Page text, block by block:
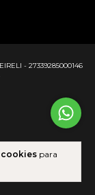
cookies para
- 27339285000146